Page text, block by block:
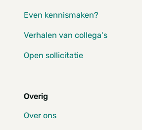
Even kennismaken?
Verhalen van collega's
Open sollicitatie
Overig
Over ons